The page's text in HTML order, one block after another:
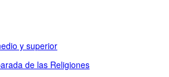
y superior
de las Religiones